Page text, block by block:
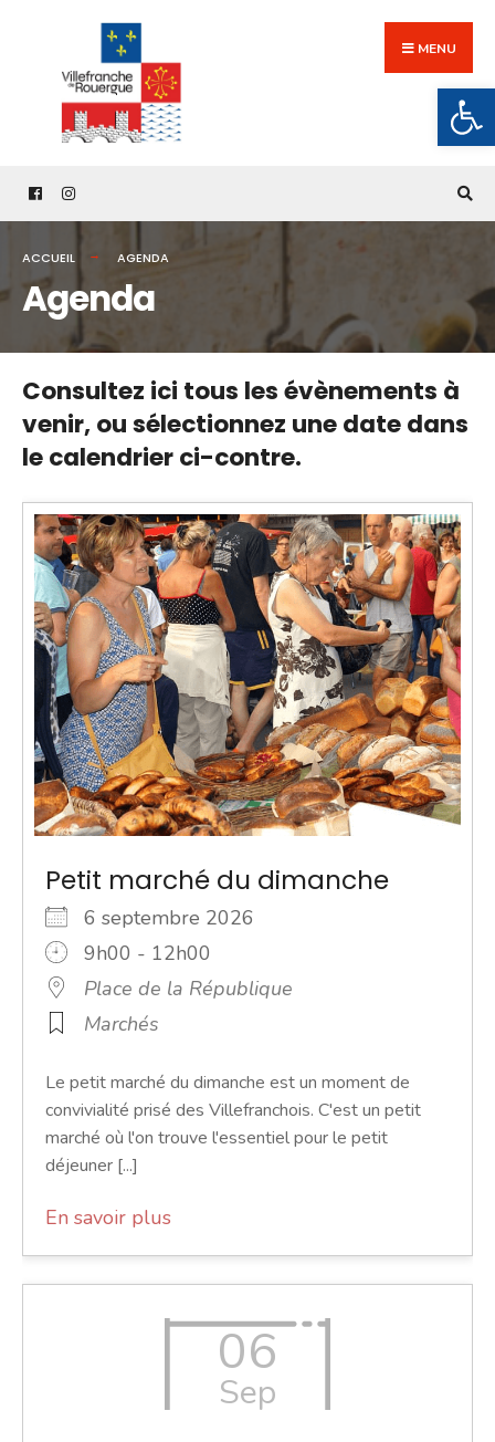
content
MENU
ACCUEIL AGENDA
Agenda
Consultez ici tous les évènements à
venir,ou sélectionnez une date dans
le calendrier ci-contre.
Petit marché du dimanche
6 septembre 2026
9h00 - 12h00
Place de la République
Marchés
Le petit marché du dimanche est un moment de
convivialité prisé des Villefranchois. C'est un petit
marché où l'on trouve l'essentiel pour le petit
déjeuner [...]
En savoir plus
06
Sep